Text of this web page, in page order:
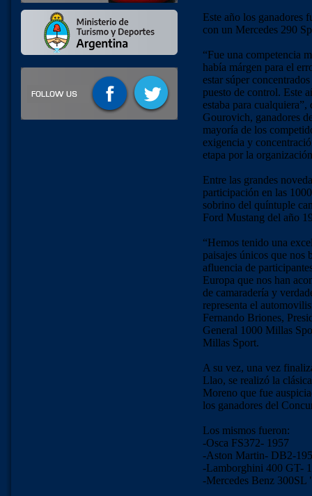
Este año los
con un Mercedes 290
“Fue una competencia
había márgen para el
estar súper
puesto de control. Este
estaba para
Gourovich, ganadores
mayoría de los
exigencia y
etapa por la
Entre las grandes
participación en las
sobrino del quíntuple
Ford Mustang del año
“Hemos tenido una
paisajes únicos que nos
afluencia de
Europa que nos han
de camaradería y
representa el
Fernando Briones,
General 1000 Millas
Millas Sport.
A su vez, una vez
Llao, se realizó la
Moreno que fue
los ganadores del
Los mismos fueron:
-Osca FS372- 1957
-Aston Martin- DB2-
-Lamborghini 400 GT-
-Mercedes Benz